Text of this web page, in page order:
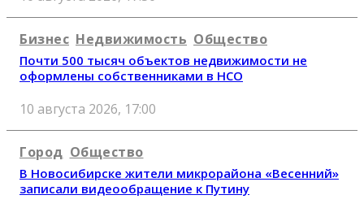
Бизнес Недвижимость Общество
Почти 500 тысяч объектов недвижимости не
оформлены собственниками в НСО
10 августа 2026, 17:00
Город Общество
В Новосибирске жители микрорайона «Весенний»
записали видеообращение к Путину